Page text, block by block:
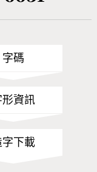
字碼
形資訊
字下載